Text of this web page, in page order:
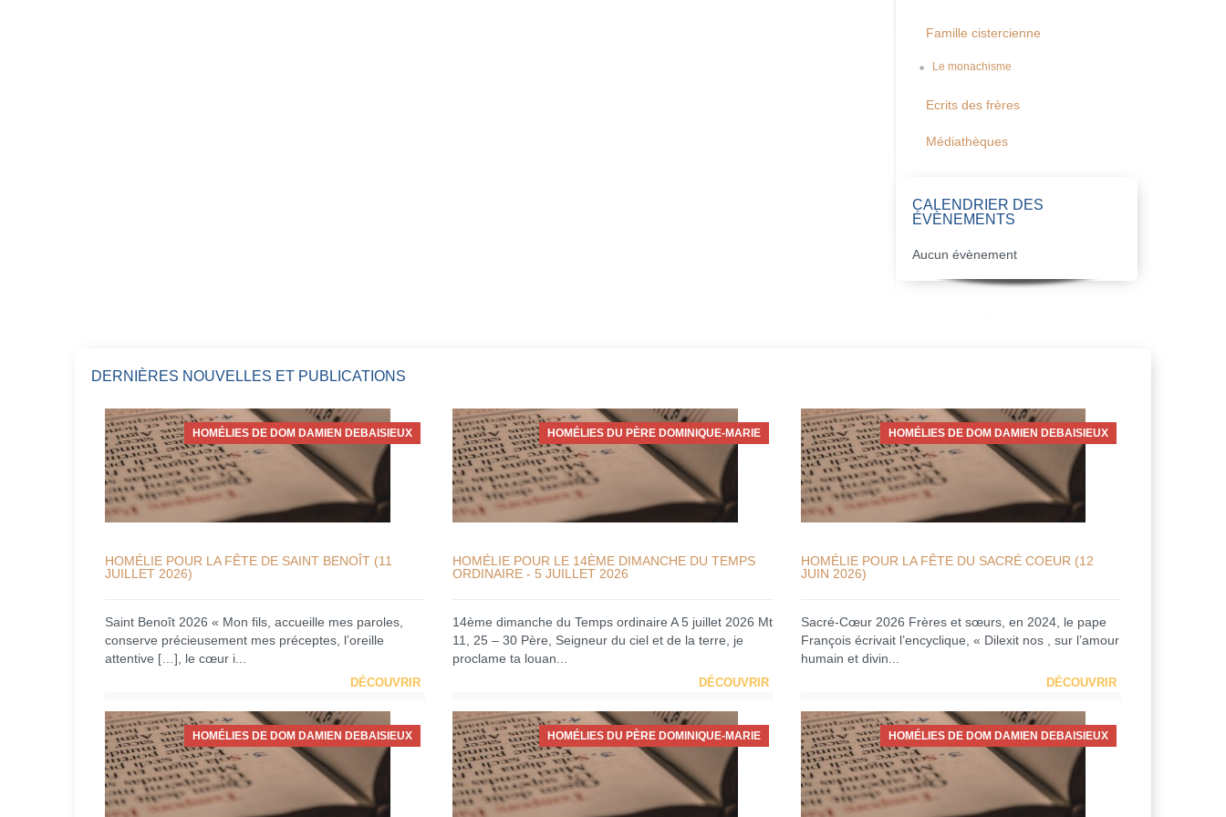
Famille cistercienne
Le monachisme
Ecrits des frères
Médiathèques
CALENDRIER DES
ÉVÈNEMENTS
Aucun évènement
DERNIÈRES NOUVELLES ET PUBLICATIONS
HOMÉLIES DE DOM DAMIEN DEBAISIEUX
HOMÉLIE POUR LA FÊTE DE SAINT BENOÎT (11
JUILLET 2026)
Saint Benoît 2026 « Mon fils, accueille mes paroles,
conserve précieusement mes préceptes, l’oreille
attentive […], le cœur i...
DÉCOUVRIR
HOMÉLIES DU PÈRE DOMINIQUE-MARIE
HOMÉLIE POUR LE 14ÈME DIMANCHE DU TEMPS
ORDINAIRE - 5 JUILLET 2026
14ème dimanche du Temps ordinaire A 5 juillet 2026 Mt
11, 25 – 30 Père, Seigneur du ciel et de la terre, je
proclame ta louan...
DÉCOUVRIR
HOMÉLIES DE DOM DAMIEN DEBAISIEUX
HOMÉLIE POUR LA FÊTE DU SACRÉ COEUR (12
JUIN 2026)
Sacré-Cœur 2026 Frères et sœurs, en 2024, le pape
François écrivait l’encyclique, « Dilexit nos , sur l’amour
humain et divin...
DÉCOUVRIR
HOMÉLIES DE DOM DAMIEN DEBAISIEUX HOMÉLIES DU PÈRE DOMINIQUE-MARIE HOMÉLIES DE DOM DAMIEN DEBAISIEUX